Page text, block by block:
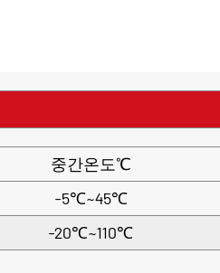
중간온도℃
-5℃~45℃
-20℃~110℃